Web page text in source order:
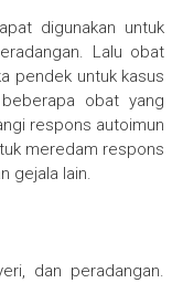
digunakan untuk
Lalu obat
pendek untuk kasus
obat yang
respons autoimun
meredam respons
gejala lain.
dan peradangan.